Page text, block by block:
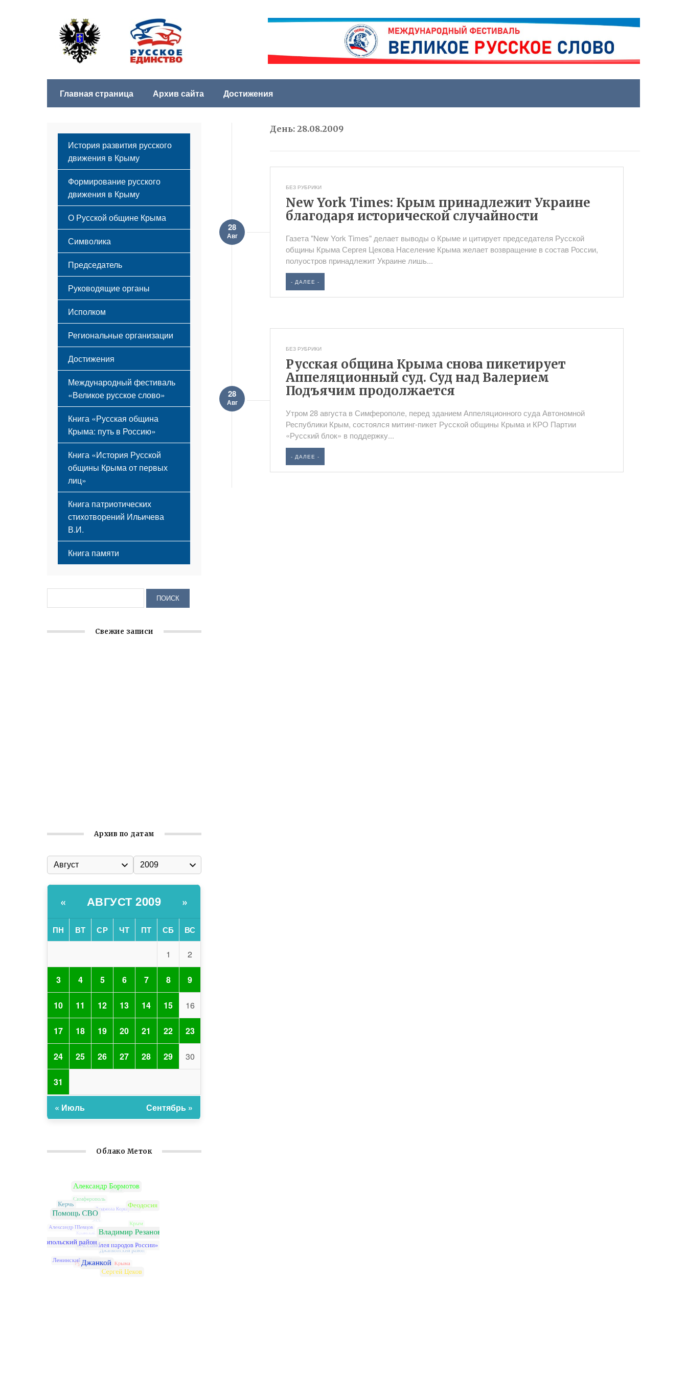
Главная страница Архив сайта Достижения
День:28.08.2009
БЕЗ РУБРИКИ
New York Times: Крым принадлежит Украине
благодаря исторической случайности
28
Авг
Газета "New York Times" делает выводы о Крыме и цитирует председателя Русской
общины Крыма Сергея Цекова Население Крыма желает возвращение в состав России,
полуостров принадлежит Украине лишь...
- ДАЛЕЕ -
БЕЗ РУБРИКИ
Русская община Крыма снова пикетирует
Аппеляционный суд. Суд над Валерием
Подъячим продолжается
28
Авг
Утром 28 августа в Симферополе, перед зданием Аппеляционного суда Автономной
Республики Крым, состоялся митинг-пикет Русской общины Крыма и КРО Партии
«Русский блок» в поддержку...
- ДАЛЕЕ -
История развития русского
движения в Крыму
Формирование русского
движения в Крыму
Русский Крым
О Русской общине Крыма
Этапы становления
Принципы деятельности
Структура
Мероприятия
Символика
Флаг
Герб
Гимн
Председатель
Руководящие органы
Исполком
Региональные организации
Достижения
Международный фестиваль
«Великое русское слово»
Книга «Русская община
Крыма: путь в Россию»
Книга «История Русской
общины Крыма от первых
лиц»
Книга патриотических
стихотворений Ильичева
В.И.
Книга памяти
Свежие записи
Архив по датам
« АВГУСТ 2009 »
ПН ВТ СР ЧТ ПТ СБ ВС
1 2
3 4 5 6 7 8 9
10 11 12 13 14 15 16
17 18 19 20 21 22 23
24 25 26 27 28 29 30
31
« Июль Сентябрь »
Облако Меток